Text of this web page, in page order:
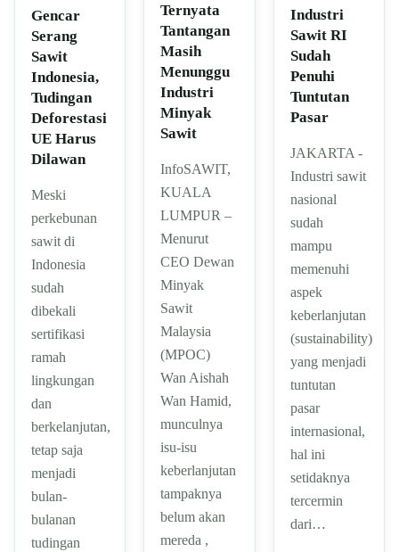
Gencar
Serang
Sawit
Indonesia,
Tudingan
Deforestasi
UE Harus
Dilawan
Meski
perkebunan
sawit di
Indonesia
sudah
dibekali
sertifikasi
ramah
lingkungan
dan
berkelanjutan,
tetap saja
menjadi
bulan-
bulanan
tudingan
Ternyata
Tantangan
Masih
Menunggu
Industri
Minyak
Sawit
InfoSAWIT,
KUALA
LUMPUR –
Menurut
CEO Dewan
Minyak
Sawit
Malaysia
(MPOC)
Wan Aishah
Wan Hamid,
munculnya
isu-isu
keberlanjutan
tampaknya
belum akan
mereda ,
Industri
Sawit RI
Sudah
Penuhi
Tuntutan
Pasar
JAKARTA -
Industri sawit
nasional
sudah
mampu
memenuhi
aspek
keberlanjutan
(sustainability)
yang menjadi
tuntutan
pasar
internasional,
hal ini
setidaknya
tercermin
dari…